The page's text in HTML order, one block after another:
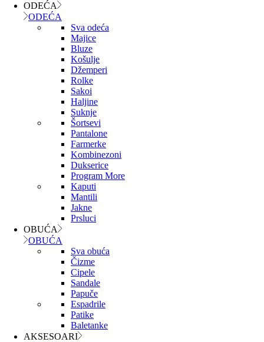
ODEĆA
ODEĆA
Sva odeća
Majice
Bluze
Košulje
Džemperi
Rolke
Sakoi
Haljine
Suknje
Šortsevi
Pantalone
Farmerke
Kombinezoni
Dukserice
Program More
Kaputi
Mantili
Jakne
Prsluci
OBUĆA
OBUĆA
Sva obuća
Čizme
Cipele
Sandale
Papuče
Espadrile
Patike
Baletanke
AKSESOARI